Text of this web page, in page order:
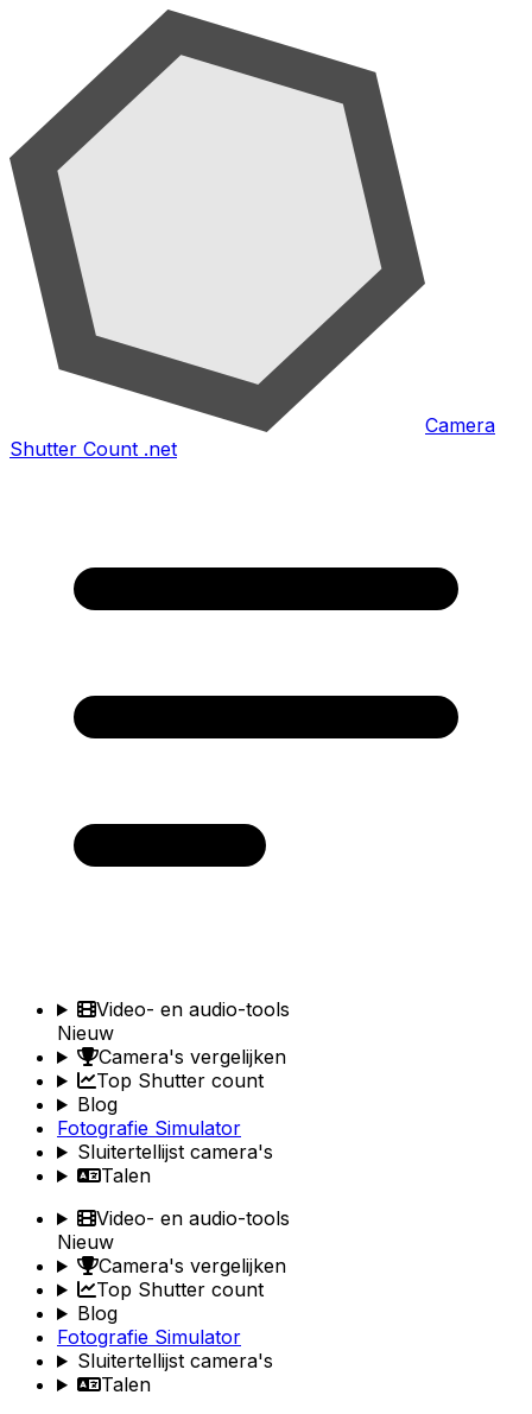
Camera
Shutter Count .net
Video- en audio-tools
Nieuw
Camera's vergelijken
Top Shutter count
Blog
Fotografie Simulator
Sluitertellijst camera's
Talen
Video- en audio-tools
Nieuw
Camera's vergelijken
Top Shutter count
Blog
Fotografie Simulator
Sluitertellijst camera's
Talen